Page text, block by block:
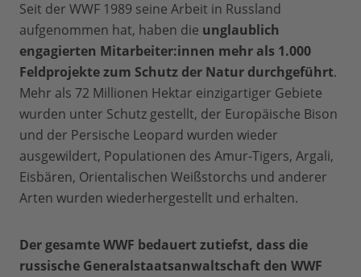
Seit der WWF 1989 seine Arbeit in Russland
aufgenommen hat, haben die unglaublich
engagierten Mitarbeiter:innen mehr als 1.000
Feldprojekte zum Schutz der Natur durchgeführt.
Mehr als 72 Millionen Hektar einzigartiger Gebiete
wurden unter Schutz gestellt, der Europäische Bison
und der Persische Leopard wurden wieder
ausgewildert, Populationen des Amur-Tigers, Argali,
Eisbären, Orientalischen Weißstorchs und anderer
Arten wurden wiederhergestellt und erhalten.
Der gesamte WWF bedauert zutiefst, dass die
russische Generalstaatsanwaltschaft den WWF